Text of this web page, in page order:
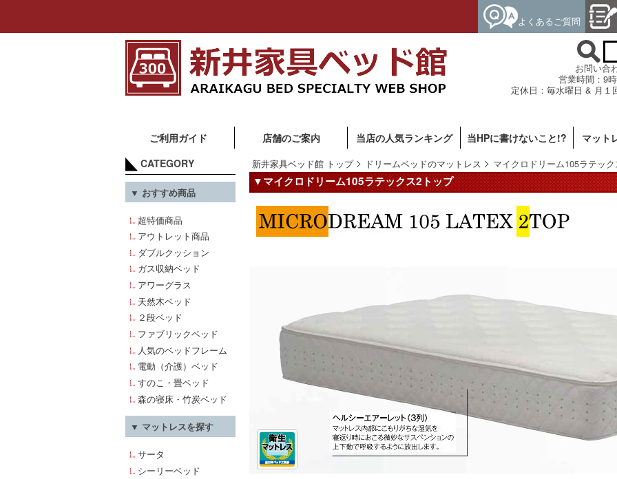
よくあるご質問
お問い合
営業時間：9
定休日：毎水曜日 & 月１
ご利用ガイド 店舗のご案内 当店の人気ランキング 当HPに書けないこと!?
マット
CATEGORY
▼ おすすめ商品
超特価商品
アウトレット商品
ダブルクッション
ガス収納ベッド
アワーグラス
天然木ベッド
２段ベッド
ファブリックベッド
人気のベッドフレーム
電動（介護）ベッド
すのこ・畳ベッド
森の寝床・竹炭ベッド
▼ マットレスを探す
サータ
シーリーベッド
新井家具ベッド館 トップ ドリームベッドのマットレス マイクロドリーム105ラテッ
▼マイクロドリーム105ラテックス2トップ